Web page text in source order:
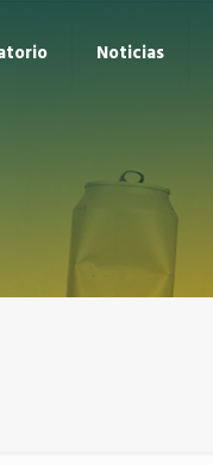
Noticias